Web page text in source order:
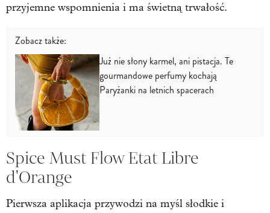
przyjemne wspomnienia i ma świetną trwałość.
Zobacz także:
Już nie słony karmel, ani pistacja. Te
gourmandowe perfumy kochają
Paryżanki na letnich spacerach
Spice Must Flow Etat Libre
d'Orange
Pierwsza aplikacja przywodzi na myśl słodkie i